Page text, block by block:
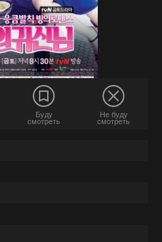
Буду
смотреть
Не буду
смотреть